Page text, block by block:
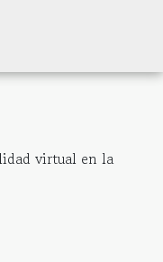
virtual en la